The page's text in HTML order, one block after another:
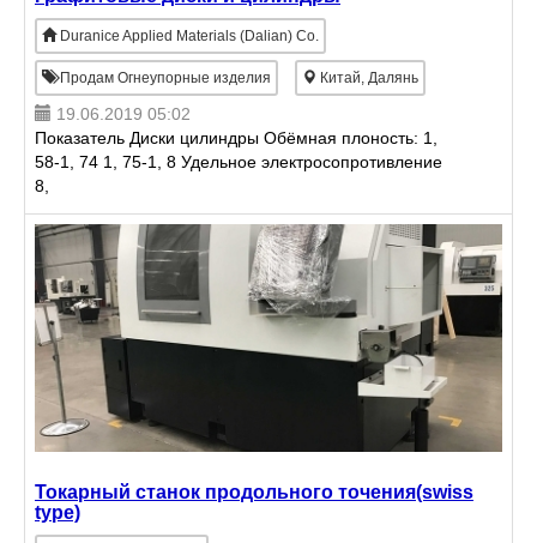
Duranice Applied Materials (Dalian) Co.
Продам Огнеупорные изделия Китай, Далянь
19.06.2019 05:02
Показатель Диски цилиндры Обёмная плоность: 1,
58-1, 74 1, 75-1, 8 Удельное электросопротивление
8,
Токарный станок продольного точения(swiss
type)